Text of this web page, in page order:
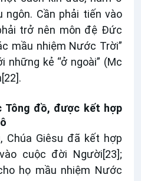
Cần phải tiến vào
trở nên môn đệ Đức
mầu nhiệm Nước Trời”
những kẻ “ở ngoài” (Mc
[22].
Tông đồ, được kết hợp
Chúa Giêsu đã kết hợp
cuộc đời Người[23];
họ mầu nhiệm Nước